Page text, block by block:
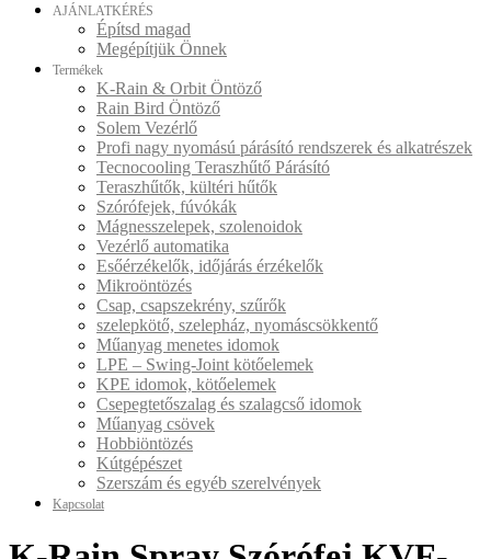
AJÁNLATKÉRÉS
Építsd magad
Megépítjük Önnek
Termékek
K-Rain & Orbit Öntöző
Rain Bird Öntöző
Solem Vezérlő
Profi nagy nyomású párásító rendszerek és alkatrészek
Tecnocooling Teraszhűtő Párásító
Teraszhűtők, kültéri hűtők
Szórófejek, fúvókák
Mágnesszelepek, szolenoidok
Vezérlő automatika
Esőérzékelők, időjárás érzékelők
Mikroöntözés
Csap, csapszekrény, szűrők
szelepkötő, szelepház, nyomáscsökkentő
Műanyag menetes idomok
LPE – Swing-Joint kötőelemek
KPE idomok, kötőelemek
Csepegtetőszalag és szalagcső idomok
Műanyag csövek
Hobbiöntözés
Kútgépészet
Szerszám és egyéb szerelvények
Kapcsolat